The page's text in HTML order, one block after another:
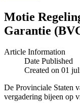
Motie
Garantie
Article Information
Date Published
Created on 01
De Provinciale Staten
vergadering bijeen op